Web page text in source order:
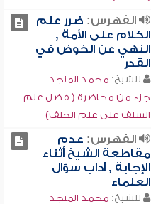
الفهرس: ضرر علم
الكلام على الأمة ,
النهي عن الخوض في
القدر
للشيخ: محمد المنجد
جزء من محاضرة ( فضل علم
السلف على علم الخلف)
الفهرس: عدم
مقاطعة الشيخ أثناء
الإجابة , آداب سؤال
العلماء
للشيخ: محمد المنجد